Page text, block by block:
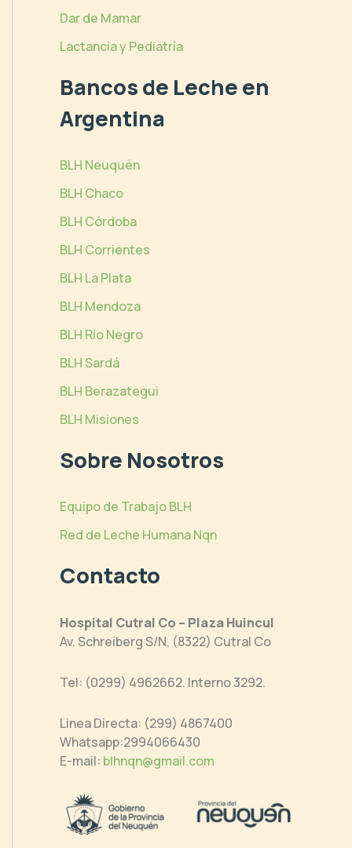
Dar de Mamar
Lactancia y Pediatría
Bancos de Leche en
Argentina
BLH Neuquén
BLH Chaco
BLH Córdoba
BLH Corrientes
BLH La Plata
BLH Mendoza
BLH Río Negro
BLH Sardá
BLH Berazategui
BLH Misiones
Sobre Nosotros
Equipo de Trabajo BLH
Red de Leche Humana Nqn
Contacto
Hospital Cutral Co – Plaza Huincul
Av. Schreiberg S/N, (8322) Cutral Co
Tel: (0299) 4962662. Interno 3292.
Linea Directa: (299) 4867400
Whatsapp:2994066430
E-mail: blhnqn@gmail.com